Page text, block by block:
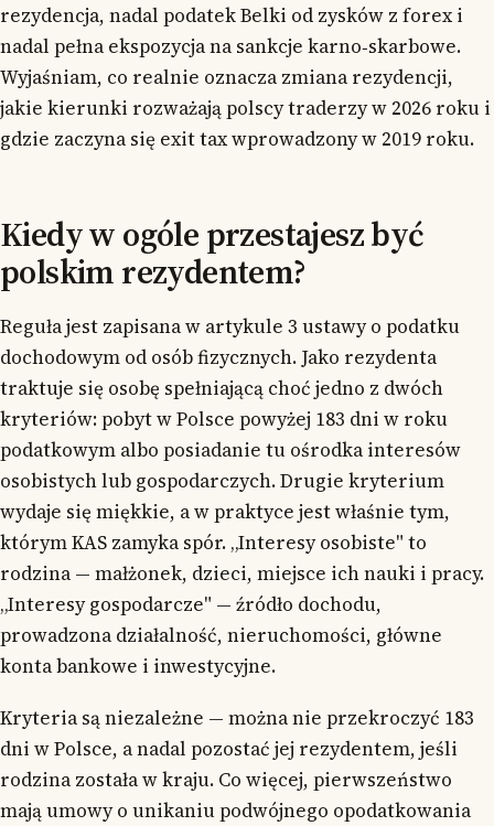
rezydencja, nadal podatek Belki od zysków z forex i
nadal pełna ekspozycja na sankcje karno‑skarbowe.
Wyjaśniam, co realnie oznacza zmiana rezydencji,
jakie kierunki rozważają polscy traderzy w 2026 roku i
gdzie zaczyna się exit tax wprowadzony w 2019 roku.
Kiedy w ogóle przestajesz być
polskim rezydentem?
Reguła jest zapisana w artykule 3 ustawy o podatku
dochodowym od osób fizycznych. Jako rezydenta
traktuje się osobę spełniającą choć jedno z dwóch
kryteriów: pobyt w Polsce powyżej 183 dni w roku
podatkowym albo posiadanie tu ośrodka interesów
osobistych lub gospodarczych. Drugie kryterium
wydaje się miękkie, a w praktyce jest właśnie tym,
którym KAS zamyka spór. „Interesy osobiste" to
rodzina — małżonek, dzieci, miejsce ich nauki i pracy.
„Interesy gospodarcze" — źródło dochodu,
prowadzona działalność, nieruchomości, główne
konta bankowe i inwestycyjne.
Kryteria są niezależne — można nie przekroczyć 183
dni w Polsce, a nadal pozostać jej rezydentem, jeśli
rodzina została w kraju. Co więcej, pierwszeństwo
mają umowy o unikaniu podwójnego opodatkowania